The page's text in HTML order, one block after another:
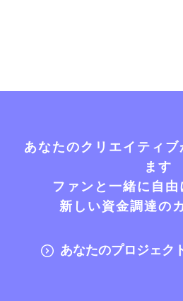
あなたのクリエイティ
ます
ファンと一緒に自
新しい資金調達の
あなたのプロジェク